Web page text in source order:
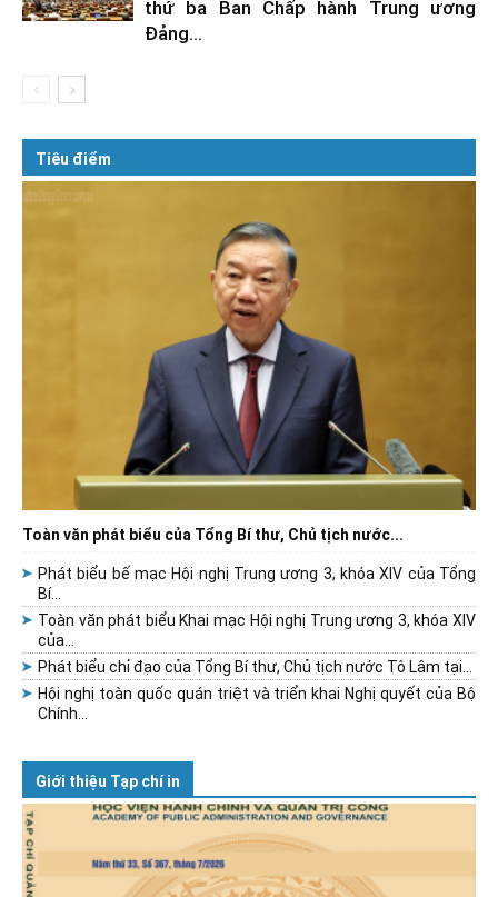
thứ ba Ban Chấp hành Trung ương
Đảng...
Tiêu điểm
Toàn văn phát biểu của Tổng Bí thư, Chủ tịch nước...
Phát biểu bế mạc Hội nghị Trung ương 3, khóa XIV của Tổng
Bí...
Toàn văn phát biểu Khai mạc Hội nghị Trung ương 3, khóa XIV
của...
Phát biểu chỉ đạo của Tổng Bí thư, Chủ tịch nước Tô Lâm tại...
Hội nghị toàn quốc quán triệt và triển khai Nghị quyết của Bộ
Chính...
Giới thiệu Tạp chí in